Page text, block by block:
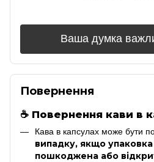
Ваша думка
Повернення
☕ Повернення кави в
Кава в капсулах може бути
випадку, якщо
пошкоджена або